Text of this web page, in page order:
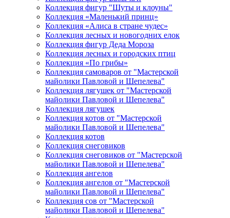
Коллекция фигур "Шуты и клоуны"
Коллекция «Маленький принц»
Коллекция «Алиса в стране чудес»
Коллекция лесных и новогодних елок
Коллекция фигур Деда Мороза
Коллекция лесных и городских птиц
Коллекция «По грибы»
Коллекция самоваров от "Мастерской
майолики Павловой и Шепелева"
Коллекция лягушек от "Мастерской
майолики Павловой и Шепелева"
Коллекция лягушек
Коллекция котов от "Мастерской
майолики Павловой и Шепелева"
Коллекция котов
Коллекция снеговиков
Коллекция снеговиков от "Мастерской
майолики Павловой и Шепелева"
Коллекция ангелов
Коллекция ангелов от "Мастерской
майолики Павловой и Шепелева"
Коллекция сов от "Мастерской
майолики Павловой и Шепелева"